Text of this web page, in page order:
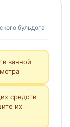
бульдога
в ванной
средств
их